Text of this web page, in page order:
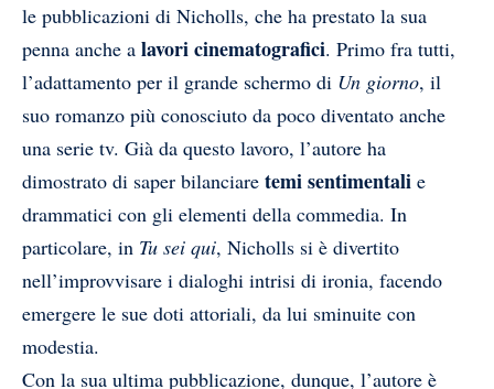
le pubblicazioni di Nicholls, che ha prestato la sua
penna anche a lavori cinematografici. Primo fra tutti,
l’adattamento per il grande schermo di Un giorno, il
suo romanzo più conosciuto da poco diventato anche
una serie tv. Già da questo lavoro, l’autore ha
dimostrato di saper bilanciare temi sentimentali e
drammatici con gli elementi della commedia. In
particolare, in Tu sei qui, Nicholls si è divertito
nell’improvvisare i dialoghi intrisi di ironia, facendo
emergere le sue doti attoriali, da lui sminuite con
modestia.
Con la sua ultima pubblicazione, dunque, l’autore è